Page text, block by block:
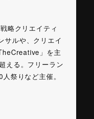
略クリエイティ
サルや、クリエイ
」を主
える。フリーラン
祭りなど主催。